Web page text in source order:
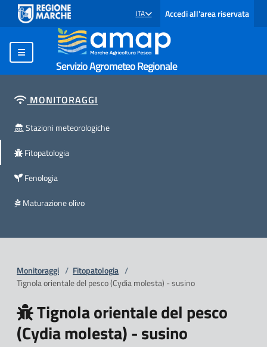
SELEZIONE LINGUA: LINGUA SELEZIONATA
ITA Accedi all'area riservata
Servizio Agrometeo Regionale
MONITORAGGI
Stazioni meteorologiche
Fitopatologia
Fenologia
Maturazione olivo
Monitoraggi / Fitopatologia /
Tignola orientale del pesco (Cydia molesta) - susino
Tignola orientale del pesco
(Cydia molesta) - susino